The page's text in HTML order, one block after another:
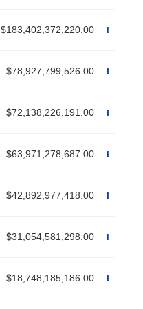
$183,402,372,220.00
$78,927,799,526.00
$72,138,226,191.00
$63,971,278,687.00
$42,892,977,418.00
$31,054,581,298.00
$18,748,185,186.00